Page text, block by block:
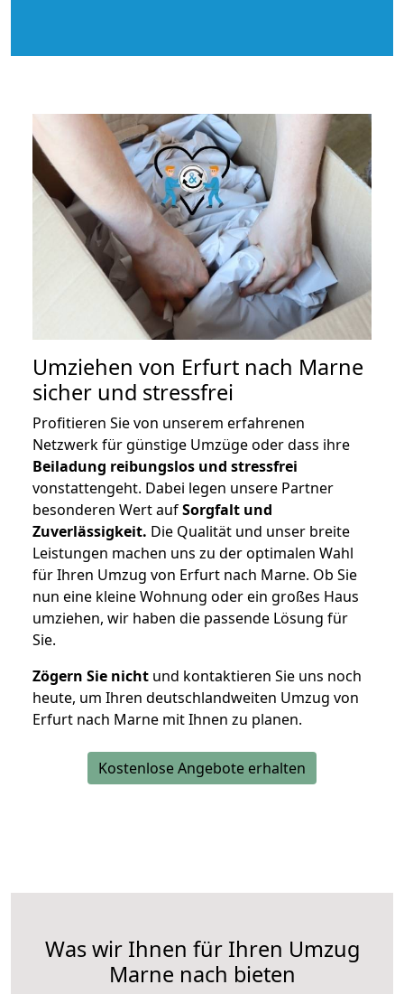
Umziehen von Erfurt nach Marne
sicher und stressfrei
Profitieren Sie von unserem erfahrenen
Netzwerk für günstige Umzüge oder dass ihre
Beiladung reibungslos und stressfrei
vonstattengeht. Dabei legen unsere Partner
besonderen Wert aufSorgfalt und
Zuverlässigkeit. Die Qualität und unser breite
Leistungen machen uns zu der optimalen Wahl
für Ihren Umzug von Erfurt nach Marne. Ob Sie
nun eine kleine Wohnung oder ein großes Haus
umziehen, wir haben die passende Lösung für
Sie.
Zögern Sie nicht und kontaktieren Sie uns noch
heute, um Ihren deutschlandweiten Umzug von
Erfurt nach Marne mit Ihnen zu planen.
Kostenlose Angebote erhalten
Was wir Ihnen für Ihren Umzug
Marne nach bieten